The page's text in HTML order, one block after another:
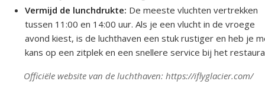
Vermijd de lunchdrukte: De meeste vluchten vertrekken
tussen 11:00 en 14:00 uur. Als je een vlucht in de vroege
avond kiest, is de luchthaven een stuk rustiger en heb je
kans op een zitplek en een snellere service bij het
Officiële website van de luchthaven: https://iflyglacier.com/